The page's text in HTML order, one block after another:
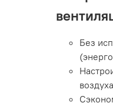
Без